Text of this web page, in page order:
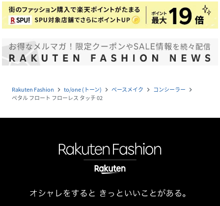
Rakuten Fashion navigate_next to/one (トーン) navigate_next ベースメイク navigate_next コンシーラー navigate_next
ペタル フロート フローレス タッチ 02